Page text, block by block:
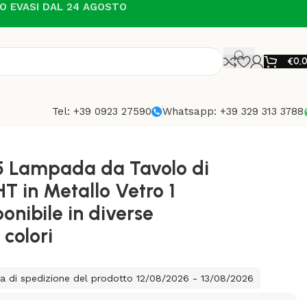
EVASI DAL 24 AGOSTO
€
Tel: +39 0923 27590
Whatsapp: +39 329 313 3788
Lampada da Tavolo di
in Metallo Vetro 1
in diverse
di spedizione del prodotto 12/08/2026 - 13/08/2026